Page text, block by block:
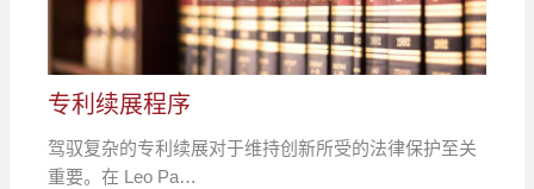
专利续展程序
驾驭复杂的专利续展对于维持创新所受的法律保护至关
重要。在 Leo Pa…